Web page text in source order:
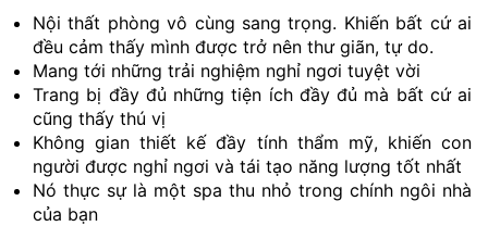
Nội thất phòng vô cùng sang trọng. Khiến bất cứ ai
đều cảm thấy mình được trở nên thư giãn, tự do.
Mang tới những trải nghiệm nghỉ ngơi tuyệt vời
Trang bị đầy đủ những tiện ích đầy đủ mà bất cứ ai
cũng thấy thú vị
Không gian thiết kế đầy tính thẩm mỹ, khiến con
người được nghỉ ngơi và tái tạo năng lượng tốt nhất
Nó thực sự là một spa thu nhỏ trong chính ngôi nhà
của bạn